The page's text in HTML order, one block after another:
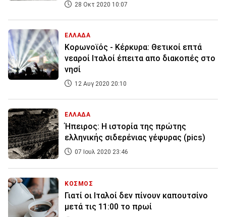
28 Οκτ 2020 10:07
ΕΛΛΑΔΑ
Κορωνοϊός - Κέρκυρα: Θετικοί επτά
νεαροί Ιταλοί έπειτα απο διακοπές στο
νησί
12 Αυγ 2020 20:10
ΕΛΛΑΔΑ
Ήπειρος: Η ιστορία της πρώτης
ελληνικής σιδερένιας γέφυρας (pics)
07 Ιουλ 2020 23:46
ΚΟΣΜΟΣ
Γιατί οι Ιταλοί δεν πίνουν καπουτσίνο
μετά τις 11:00 το πρωί